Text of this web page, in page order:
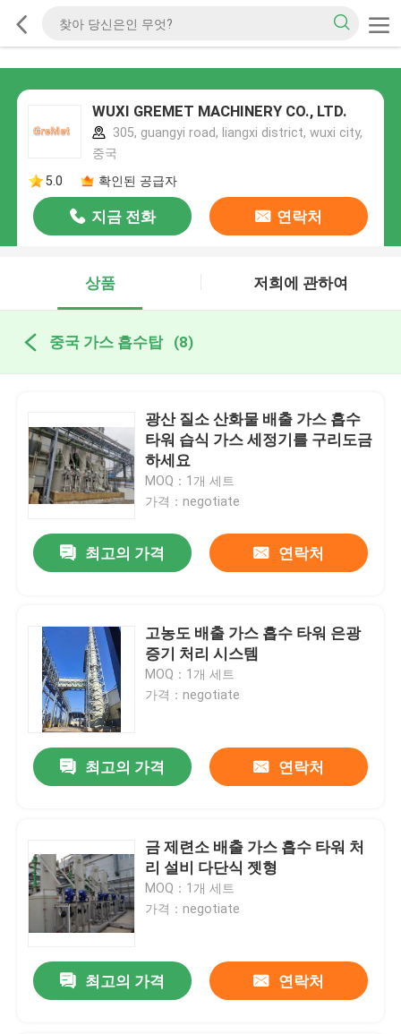
WUXI GREMET MACHINERY CO., LTD.
305, guangyi road, liangxi district, wuxi city,
중국
5.0
확인된 공급자
지금 전화 연락처
상품 저희에 관하여
중국 가스 흡수탑 (8)
광산 질소 산화물 배출 가스 흡수
타워 습식 가스 세정기를 구리도금
하세요
MOQ：1개 세트
가격：negotiate
최고의 가격 연락처
고농도 배출 가스 흡수 타워 은광
증기 처리 시스템
MOQ：1개 세트
가격：negotiate
최고의 가격 연락처
금 제련소 배출 가스 흡수 타워 처
리 설비 다단식 젯형
MOQ：1개 세트
가격：negotiate
최고의 가격 연락처